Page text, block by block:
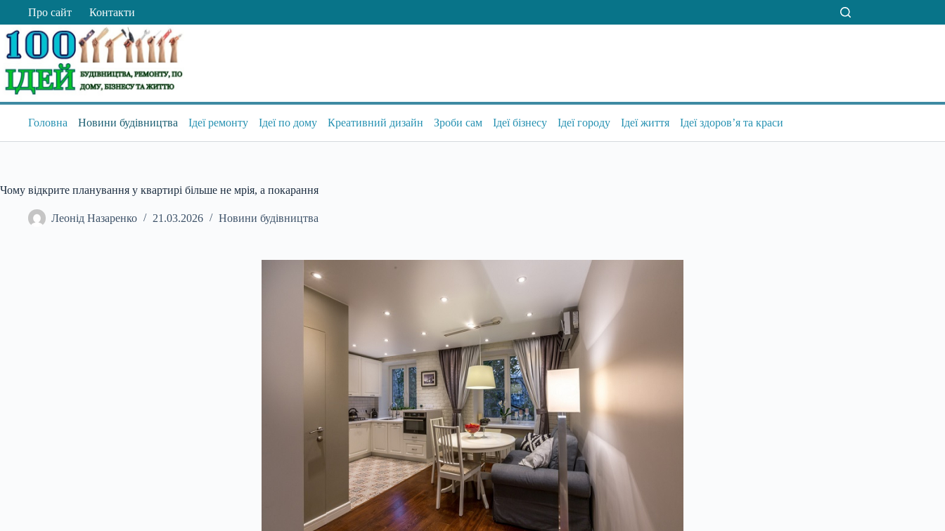
вмісту
Про сайт Контакти
Головна Новини будівництва Ідеї ремонту Ідеї по дому Креативний дизайн Зроби сам Ідеї бізнесу Ідеї городу Ідеї життя Ідеї здоров’я та краси
Чому відкрите планування у квартирі більше не мрія, а покарання
Леонід Назаренко 21.03.2026 Новини будівництва